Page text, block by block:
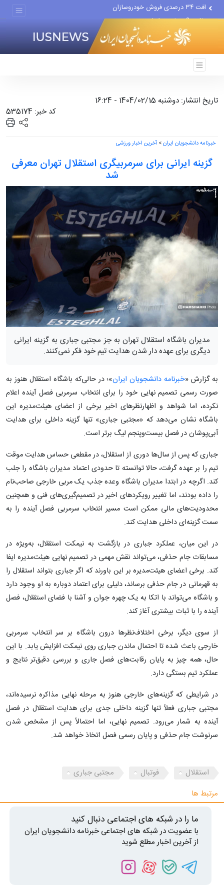
علل مرگ زنان در ایران
اعتراف رسانه‌های خارجی به...
تاریخ انتشار: دوشنبه 1404/02/15 - 16:24
کد خبر: 535174
خبرنامه دانشجویان ایران> آخرین اخبار ورزشی
گزینه ایرانی برای سرمربیگری استقلال تهران معرفی
شد
مدیران باشگاه استقلال تهران به جز مجتبی جباری به گزینه ایرانی
دیگری برای عهده دار شدن هدایت تیم خود فکر نمی‌کنند.
به گزارش «خبرنامه دانشجویان ایران»؛ در حالی‌که باشگاه استقلال هنوز به
صورت رسمی تصمیم نهایی خود را برای انتخاب سرمربی فصل آینده اعلام
نکرده، اما شواهد و اظهارنظرهای اخیر برخی از اعضای هیئت‌مدیره این
باشگاه نشان می‌دهد که «مجتبی جباری» تنها گزینه داخلی برای هدایت
آبی‌پوشان در فصل بیست‌وپنجم لیگ برتر است.
جباری که پس از سال‌ها دوری از استقلال، در مقطعی حساس هدایت موقت
تیم را بر عهده گرفت، حالا توانسته تا حدودی اعتماد مدیران باشگاه را جلب
کند. اگرچه در ابتدا مدیران باشگاه وعده جذب یک مربی خارجی صاحب‌نام
را داده بودند، اما تغییر رویکردهای اخیر در تصمیم‌گیری‌های فنی و همچنین
محدودیت‌های مالی ممکن است مسیر انتخاب سرمربی فصل آینده را به
سمت گزینه‌ای داخلی هدایت کند.
در این میان، عملکرد جباری در بازگشت به نیمکت استقلال، به‌ویژه در
مسابقات جام حذفی، می‌تواند نقش مهمی در تصمیم نهایی هیئت‌مدیره ایفا
کند. برخی اعضای هیئت‌مدیره بر این باورند که اگر جباری بتواند استقلال را
به قهرمانی در جام حذفی برساند، دلیلی برای اعتماد دوباره به او وجود دارد
و باشگاه می‌تواند با اتکا به یک چهره جوان و آشنا با فضای استقلال، فصل
آینده را با ثبات بیشتری آغاز کند.
از سوی دیگر، برخی اختلاف‌نظرها درون باشگاه بر سر انتخاب سرمربی
خارجی باعث شده تا احتمال ماندن جباری روی نیمکت افزایش یابد. با این
حال، همه چیز به پایان رقابت‌های فصل جاری و بررسی دقیق‌تر نتایج و
عملکرد تیم بستگی دارد.
در شرایطی که گزینه‌های خارجی هنوز به مرحله نهایی مذاکره نرسیده‌اند،
مجتبی جباری فعلاً تنها گزینه داخلی جدی برای هدایت استقلال در فصل
آینده به شمار می‌رود. تصمیم نهایی، اما احتمالاً پس از مشخص شدن
سرنوشت جام حذفی و پایان رسمی فصل اتخاذ خواهد شد.
استقلال فوتبال
مجتبی جباری
مرتبط ها
ما را در شبکه های اجتماعی دنبال کنید
با عضویت در شبکه های اجتماعی خبرنامه دانشجویان ایران
از آخرین اخبار مطلع شوید